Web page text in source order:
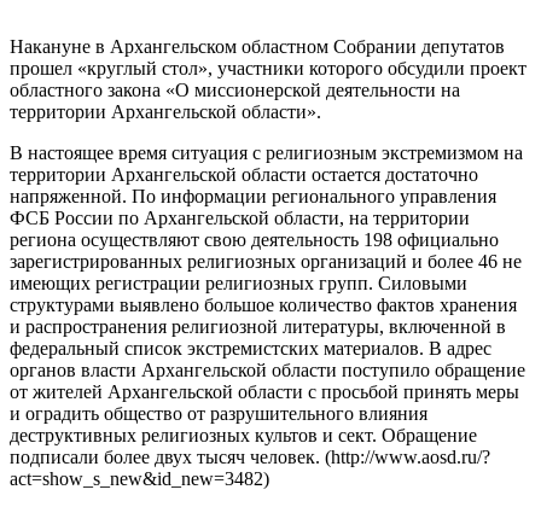
Накануне в Архангельском областном Собрании депутатов
прошел «круглый стол», участники которого обсудили проект
областного закона «О миссионерской деятельности на
территории Архангельской области».
В настоящее время ситуация с религиозным экстремизмом на
территории Архангельской области остается достаточно
напряженной. По информации регионального управления
ФСБ России по Архангельской области, на территории
региона осуществляют свою деятельность 198 официально
зарегистрированных религиозных организаций и более 46 не
имеющих регистрации религиозных групп. Силовыми
структурами выявлено большое количество фактов хранения
и распространения религиозной литературы, включенной в
федеральный список экстремистских материалов. В адрес
органов власти Архангельской области поступило обращение
от жителей Архангельской области с просьбой принять меры
и оградить общество от разрушительного влияния
деструктивных религиозных культов и сект. Обращение
подписали более двух тысяч человек. (http://www.aosd.ru/?
act=show_s_new&id_new=3482)